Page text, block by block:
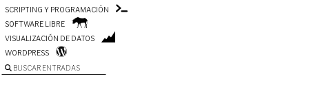
SCRIPTING Y PROGRAMACIÓN
SOFTWARE LIBRE
VISUALIZACIÓN DE DATOS
WORDPRESS
BUSCAR ENTRADAS